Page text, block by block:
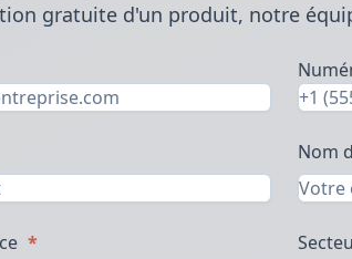
gratuite d'un produit, notre
Nom
*